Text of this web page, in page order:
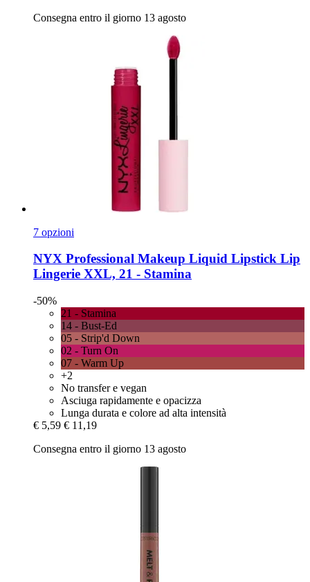
Consegna entro il giorno 13 agosto
7 opzioni
NYX Professional Makeup Liquid Lipstick Lip
Lingerie XXL, 21 -​ Stamina
-50%
21 - Stamina
14 - Bust-Ed
05 - Strip'd Down
02 - Turn On
07 - Warm Up
+2
No transfer e vegan
Asciuga rapidamente e opacizza
Lunga durata e colore ad alta intensità
€ 5,59 € 11,19
Consegna entro il giorno 13 agosto